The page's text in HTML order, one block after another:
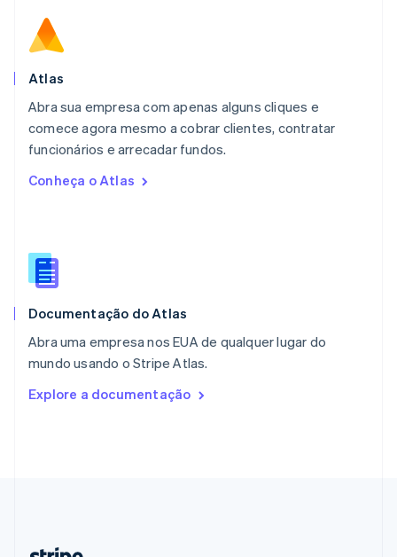
Atlas
Abra sua empresa com apenas alguns cliques e
comece agora mesmo a cobrar clientes, contratar
funcionários e arrecadar fundos.
Conheça o Atlas
Documentação do Atlas
Abra uma empresa nos EUA de qualquer lugar do
mundo usando o Stripe Atlas.
Explore a documentação
English
México
Español
English
Nova Zelândia
English
NederlandsEnglish
Português
RAE de Hong Kong, China
Reino Unido
República Tcheca
English
English